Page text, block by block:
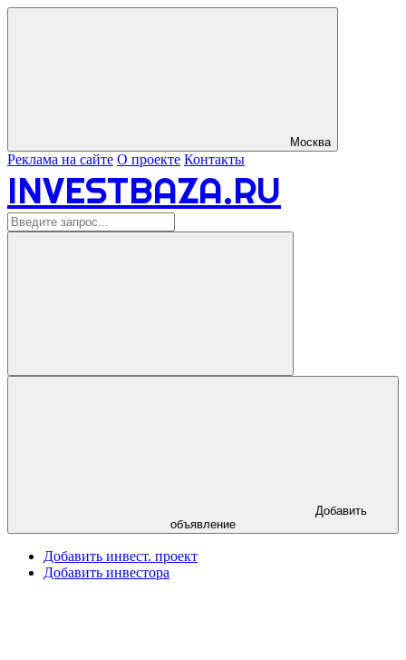
Москва
Реклама на сайте О проекте Контакты
INVESTBAZA.RU
объявление
Добавить инвест. проект
Добавить инвестора